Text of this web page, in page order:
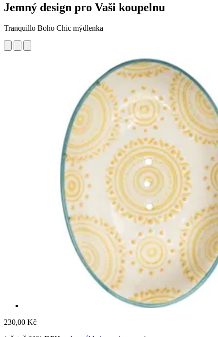
Jemný design pro Vaši koupelnu
Tranquillo Boho Chic mýdlenka
230,00 Kč